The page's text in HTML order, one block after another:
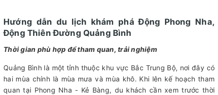
Hướng dẫn du lịch khám phá Động Phong Nha,
Động Thiên Đường Quảng Bình
Thời gian phù hợp để tham quan, trải nghiệm
Quảng Bình là một tỉnh thuộc khu vực Bắc Trung Bộ, nơi đây có
hai mùa chính là mùa mưa và mùa khô. Khi lên kế hoạch tham
quan tại Phong Nha - Kẻ Bàng, du khách cần xem trước thời